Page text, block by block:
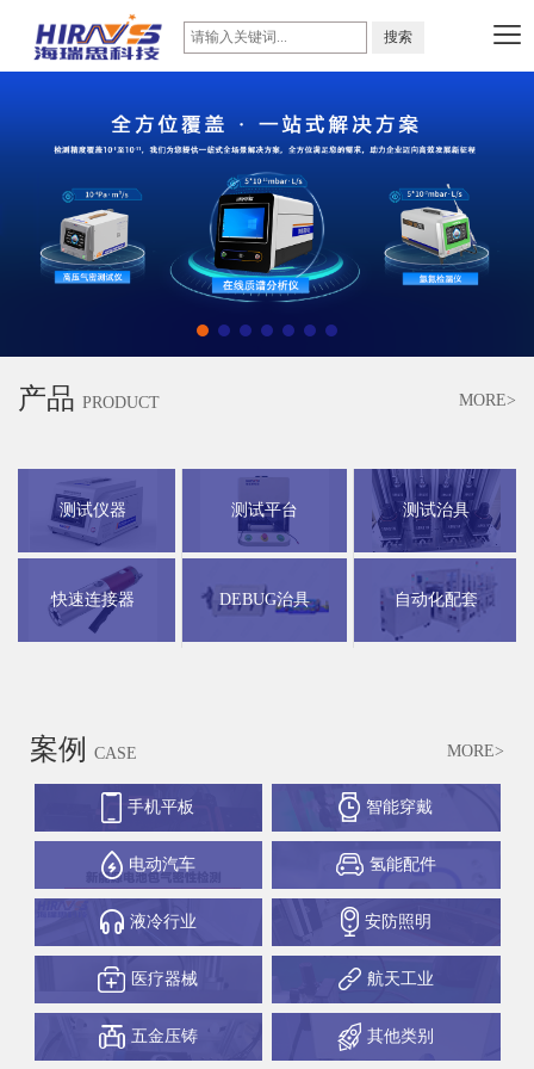
产品 PRODUCT MORE>
测试仪器 测试平台 测试治具
快速连接器 DEBUG治具 自动化配套
案例 CASE MORE>
手机平板 智能穿戴
电动汽车 氢能配件
液冷行业 安防照明
医疗器械 航天工业
五金压铸 其他类别